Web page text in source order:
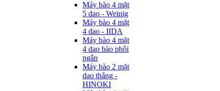
Máy bào 4 mặt
5 dao - Weinig
Máy bào 4 mặt
4 dao - IIDA
Máy bào 4 mặt
4 dao bào phôi
ngắn
Máy bào 2 mặt
dao thẳng -
HINOKI